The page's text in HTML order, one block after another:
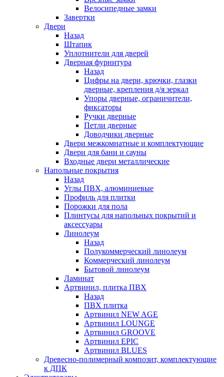
Велосипедные замки
Завертки
Двери
Назад
Штапик
Уплотнители для дверей
Дверная фурнитура
Назад
Цифры на двери, крючки, глазки
дверные, крепления д/я зеркал
Упоры дверные, ограничители,
фиксаторы
Ручки дверные
Петли дверные
Доводчики дверные
Двери межкомнатные и комплектующие
Двери для бани и сауны
Входные двери металлические
Напольные покрытия
Назад
Углы ПВХ, алюминиевые
Профиль для плитки
Порожки для пола
Плинтусы для напольных покрытий и
аксессуары
Линолеум
Назад
Полукоммерческий линолеум
Коммерческий линолеум
Бытовой линолеум
Ламинат
Артвинил, плитка ПВХ
Назад
ПВХ плитка
Артвинил NEW AGE
Артвинил LOUNGE
Артвинил GROOVE
Артвинил EPIC
Артвинил BLUES
Древесно-полимерный композит, комплектующие
к ДПК